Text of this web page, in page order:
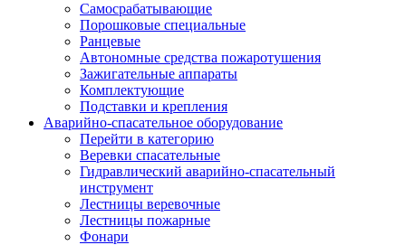
Самосрабатывающие
Порошковые специальные
Ранцевые
Автономные средства пожаротушения
Зажигательные аппараты
Комплектующие
Подставки и крепления
Аварийно-спасательное оборудование
Перейти в категорию
Веревки спасательные
Гидравлический аварийно-спасательный
инструмент
Лестницы веревочные
Лестницы пожарные
Фонари